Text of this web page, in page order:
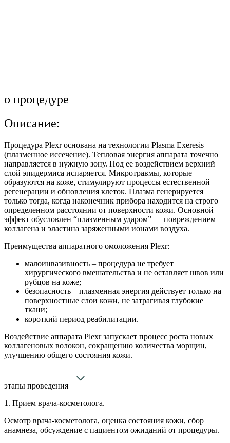
о процедуре
Описание:
Процедура Plexr основана на технологии Plasma Exeresis
(плазменное иссечение). Тепловая энергия аппарата точечно
направляется в нужную зону. Под ее воздействием верхний
слой эпидермиса испаряется. Микротравмы, которые
образуются на коже, стимулируют процессы естественной
регенерации и обновления клеток. Плазма генерируется
только тогда, когда наконечник прибора находится на строго
определенном расстоянии от поверхности кожи. Основной
эффект обусловлен “плазменным ударом” — повреждением
коллагена и эластина заряженными ионами воздуха.
Преимущества аппаратного омоложения Plexr:
малоинвазивность – процедура не требует
хирургического вмешательства и не оставляет швов или
рубцов на коже;
безопасность – плазменная энергия действует только на
поверхностные слои кожи, не затрагивая глубокие
ткани;
короткий период реабилитации.
Воздействие аппарата Plexr запускает процесс роста новых
коллагеновых волокон, сокращению количества морщин,
улучшению общего состояния кожи.
этапы проведения
1. Прием врача-косметолога.
Осмотр врача-косметолога, оценка состояния кожи, сбор
анамнеза, обсуждение с пациентом ожиданий от процедуры.